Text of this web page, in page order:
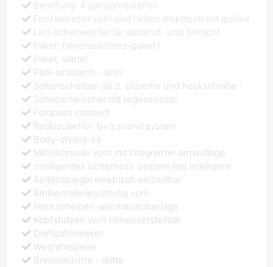
Bereifung: 4 ganzjahresreifen
Fensterheber vorn und hinten elektrisch mit quickd
Led-scheinwerfer für abblend- und fernlicht
Paket: fahrerassistenz-paket i
Paket: winter
Park-assistent - aktiv
Seitenscheiben ab 2. sitzreihe und heckscheibe -
Scheibenwischer mit regensensor
Fordpass connect
Radiozubehör: b+o sound system
Body-styling-kit
Mittelkonsole vorn mit integrierter armauflage
Intelligentes sicherheits-system (ips intelligent
Außenspiegel elektrisch einstellbar
Ambientebeleuchtung vorn
Heckscheiben-wischwaschanlage
Kopfstützen vorn höhenverstellbar
Drehzahlmesser
Wegfahrsperre
Bremsleuchte - dritte